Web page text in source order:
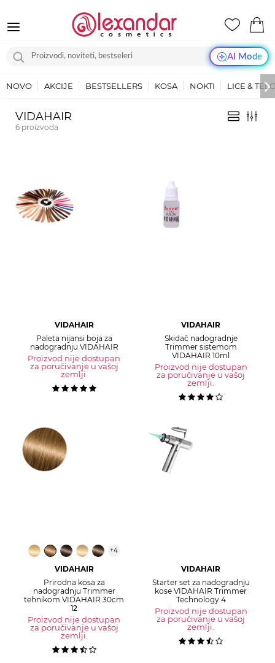
AI Mode
NOVO AKCIJE BESTSELLERS KOSA NOKTI LICE &
VIDAHAIR
6 proizvoda
VIDAHAIR
Paleta nijansi boja za
nadogradnju VIDAHAIR
Proizvod nije dostupan
za poručivanje u vašoj
zemlji.
VIDAHAIR
Skidač nadogradnje
Trimmer sistemom
VIDAHAIR 10ml
Proizvod nije dostupan
za poručivanje u vašoj
zemlji.
+4
VIDAHAIR
Prirodna kosa za
nadogradnju Trimmer
tehnikom VIDAHAIR 30cm
12
Proizvod nije dostupan
za poručivanje u vašoj
zemlji.
VIDAHAIR
Starter set za nadogradnju
kose VIDAHAIR Trimmer
Technology 4
Proizvod nije dostupan
za poručivanje u vašoj
zemlji.